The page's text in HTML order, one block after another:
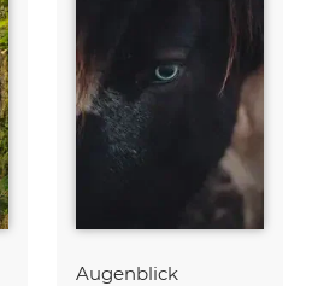
Augenblick